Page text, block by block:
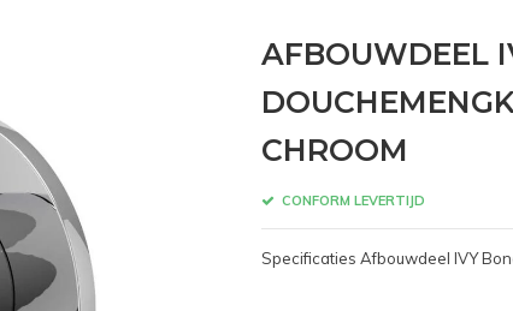
AFBOUWDEEL
CHROOM
CONFORM LEVERTIJD
Specificaties Afbouwdeel IVY